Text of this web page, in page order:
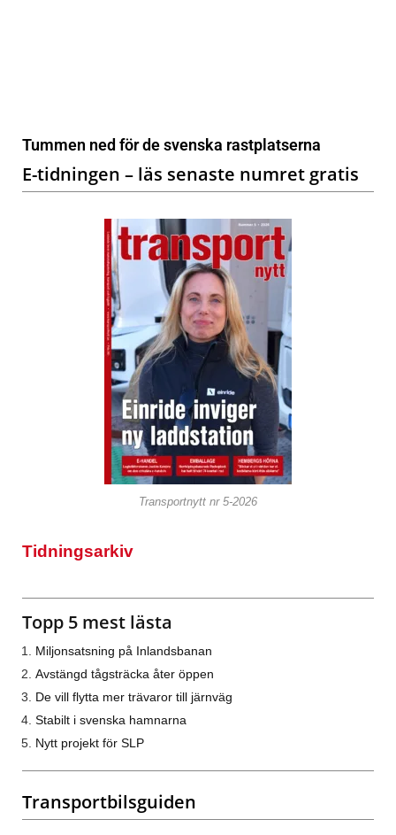
Tummen ned för de svenska rastplatserna
E-tidningen – läs senaste numret gratis
Transportnytt nr 5-2026
Tidningsarkiv
Topp 5 mest lästa
Miljonsatsning på Inlandsbanan
Avstängd tågsträcka åter öppen
De vill flytta mer trävaror till järnväg
Stabilt i svenska hamnarna
Nytt projekt för SLP
Transportbilsguiden